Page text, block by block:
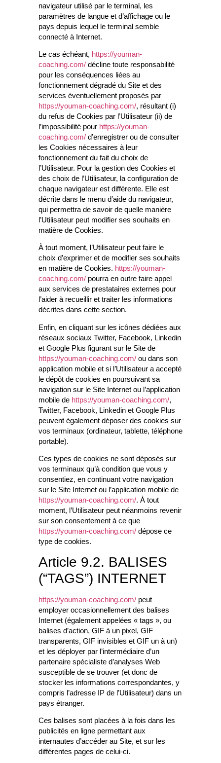
navigateur utilisé par le terminal, les
paramètres de langue et d’affichage ou le
pays depuis lequel le terminal semble
connecté à Internet.
Le cas échéant, https://youman-
coaching.com/ décline toute responsabilité
pour les conséquences liées au
fonctionnement dégradé du Site et des
services éventuellement proposés par
https://youman-coaching.com/, résultant (i)
du refus de Cookies par l’Utilisateur (ii) de
l’impossibilité pour https://youman-
coaching.com/ d’enregistrer ou de consulter
les Cookies nécessaires à leur
fonctionnement du fait du choix de
l’Utilisateur. Pour la gestion des Cookies et
des choix de l’Utilisateur, la configuration de
chaque navigateur est différente. Elle est
décrite dans le menu d’aide du navigateur,
qui permettra de savoir de quelle manière
l’Utilisateur peut modifier ses souhaits en
matière de Cookies.
À tout moment, l’Utilisateur peut faire le
choix d’exprimer et de modifier ses souhaits
en matière de Cookies. https://youman-
coaching.com/ pourra en outre faire appel
aux services de prestataires externes pour
l’aider à recueillir et traiter les informations
décrites dans cette section.
Enfin, en cliquant sur les icônes dédiées aux
réseaux sociaux Twitter, Facebook, Linkedin
et Google Plus figurant sur le Site de
https://youman-coaching.com/ ou dans son
application mobile et si l’Utilisateur a accepté
le dépôt de cookies en poursuivant sa
navigation sur le Site Internet ou l’application
mobile de https://youman-coaching.com/,
Twitter, Facebook, Linkedin et Google Plus
peuvent également déposer des cookies sur
vos terminaux (ordinateur, tablette, téléphone
portable).
Ces types de cookies ne sont déposés sur
vos terminaux qu’à condition que vous y
consentiez, en continuant votre navigation
sur le Site Internet ou l’application mobile de
https://youman-coaching.com/. À tout
moment, l’Utilisateur peut néanmoins revenir
sur son consentement à ce que
https://youman-coaching.com/ dépose ce
type de cookies.
Article 9.2. BALISES
(“TAGS”) INTERNET
https://youman-coaching.com/ peut
employer occasionnellement des balises
Internet (également appelées « tags », ou
balises d’action, GIF à un pixel, GIF
transparents, GIF invisibles et GIF un à un)
et les déployer par l’intermédiaire d’un
partenaire spécialiste d’analyses Web
susceptible de se trouver (et donc de
stocker les informations correspondantes, y
compris l’adresse IP de l’Utilisateur) dans un
pays étranger.
Ces balises sont placées à la fois dans les
publicités en ligne permettant aux
internautes d’accéder au Site, et sur les
différentes pages de celui-ci.